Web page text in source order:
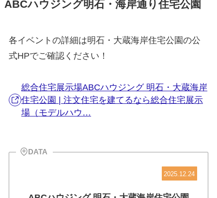
ABCハウジング明石・海岸通り住宅公園
各イベントの詳細は明石・大蔵海岸住宅公園の公
式HPでご確認ください！
総合住宅展示場ABCハウジング 明石・大蔵海岸
住宅公園 | 注文住宅を建てるなら総合住宅展示
場（モデルハウ…
DATA
2025.12.24